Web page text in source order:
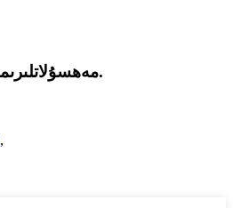
مەھسۇلاتلىرىمىز ياكى باھالىغۇچىلار ھەققىدە سۈرۈشتۈرۈش ئۈچۈن ئېلېكترونلۇق خەتلىرىڭىزنى بىزگە قالدۇرۇپ قويۇڭ ، بىز 24 سائەت ئىچىدە ئالاقىلىشىمىز.
,